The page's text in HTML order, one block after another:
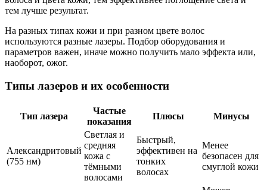
тем лучше результат.
На разных типах кожи и при разном цвете волос
используются разные лазеры. Подбор оборудования и
параметров важен, иначе можно получить мало эффекта или,
наоборот, ожог.
Типы лазеров и их особенности
Тип лазера
Частые
показания
Плюсы Минусы
Александритовый
(755 нм)
Светлая и
средняя
кожа с
тёмными
волосами
Быстрый,
эффективен на
тонких
волосах
Менее
безопасен для
смуглой кожи